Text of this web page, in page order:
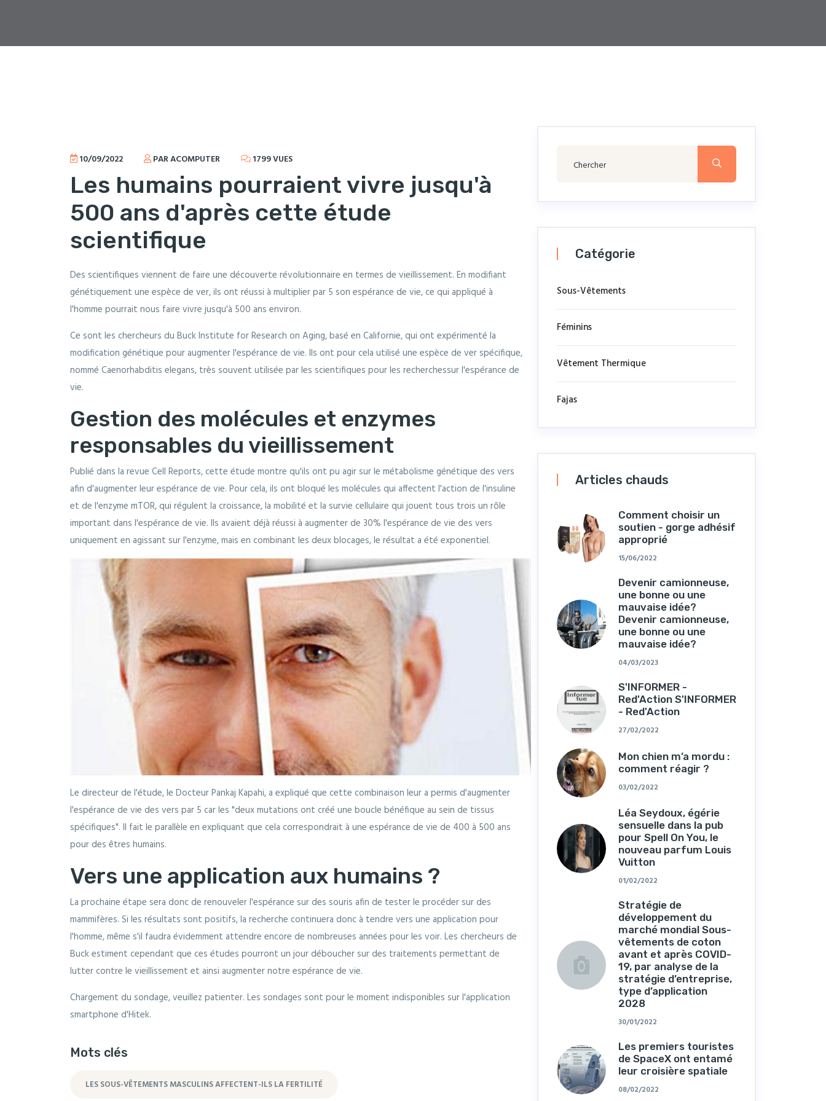
10/09/2022 PAR ACOMPUTER 1799 VUES
Les humains pourraient vivre jusqu'à
500 ans d'après cette étude
scientifique
Des scientifiques viennent de faire une découverte révolutionnaire en termes de vieillissement. En modifiant
génétiquement une espèce de ver, ils ont réussi à multiplier par 5 son espérance de vie, ce qui appliqué à
l'homme pourrait nous faire vivre jusqu'à 500 ans environ.
Ce sont les chercheurs du Buck Institute for Research on Aging, basé en Californie, qui ont expérimenté la
modification génétique pour augmenter l'espérance de vie. Ils ont pour cela utilisé une espèce de ver spécifique,
nommé Caenorhabditis elegans, très souvent utilisée par les scientifiques pour les recherchessur l'espérance de
vie.
Gestion des molécules et enzymes
responsables du vieillissement
Publié dans la revue Cell Reports, cette étude montre qu'ils ont pu agir sur le métabolisme génétique des vers
afin d'augmenter leur espérance de vie. Pour cela, ils ont bloqué les molécules qui affectent l'action de l'insuline
et de l'enzyme mTOR, qui régulent la croissance, la mobilité et la survie cellulaire qui jouent tous trois un rôle
important dans l'espérance de vie. Ils avaient déjà réussi à augmenter de 30% l'espérance de vie des vers
uniquement en agissant sur l'enzyme, mais en combinant les deux blocages, le résultat a été exponentiel.
Le directeur de l'étude, le Docteur Pankaj Kapahi, a expliqué que cette combinaison leur a permis d'augmenter
l'espérance de vie des vers par 5 car les "deux mutations ont créé une boucle bénéfique au sein de tissus
spécifiques". Il fait le parallèle en expliquant que cela correspondrait à une espérance de vie de 400 à 500 ans
pour des êtres humains.
Vers une application aux humains ?
La prochaine étape sera donc de renouveler l'espérance sur des souris afin de tester le procéder sur des
mammifères. Si les résultats sont positifs, la recherche continuera donc à tendre vers une application pour
l'homme, même s'il faudra évidemment attendre encore de nombreuses années pour les voir. Les chercheurs de
Buck estiment cependant que ces études pourront un jour déboucher sur des traitements permettant de
lutter contre le vieillissement et ainsi augmenter notre espérance de vie.
Chargement du sondage, veuillez patienter. Les sondages sont pour le moment indisponibles sur l'application
smartphone d'Hitek.
Mots clés
LES SOUS-VÊTEMENTS MASCULINS AFFECTENT-ILS LA FERTILITÉ
Catégorie
Sous-Vêtements
Féminins
Vêtement Thermique
Fajas
Articles chauds
Comment choisir un
soutien - gorge adhésif
approprié
15/06/2022
Devenir camionneuse,
une bonne ou une
mauvaise idée?
Devenir camionneuse,
une bonne ou une
mauvaise idée?
04/03/2023
S'INFORMER -
Red'Action S'INFORMER
- Red'Action
27/02/2022
Mon chien m’a mordu :
comment réagir ?
03/02/2022
Léa Seydoux, égérie
sensuelle dans la pub
pour Spell On You, le
nouveau parfum Louis
Vuitton
01/02/2022
Stratégie de
développement du
marché mondial Sous-
vêtements de coton
avant et après COVID-
19, par analyse de la
stratégie d’entreprise,
type d’application
2028
30/01/2022
Les premiers touristes
de SpaceX ont entamé
leur croisière spatiale
08/02/2022